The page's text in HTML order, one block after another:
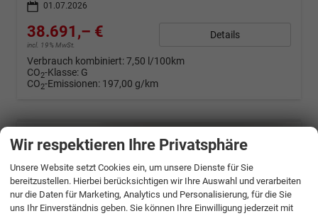
01.07.2026
38.691,– €
incl. 19% MwSt.
Details
Verbrauch kombiniert:7,50 l/100km
CO2-Klasse: G
CO2-Emissionen: 197,00 g/km
Wir respektieren Ihre Privatsphäre
Unsere Website setzt Cookies ein, um unsere Dienste für Sie
bereitzustellen. Hierbei berücksichtigen wir Ihre Auswahl und verarbeiten
nur die Daten für Marketing, Analytics und Personalisierung, für die Sie
uns Ihr Einverständnis geben. Sie können Ihre Einwilligung jederzeit mit